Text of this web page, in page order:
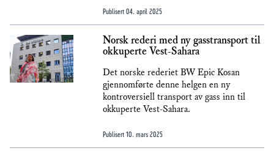
Publisert 04. april 2025
Norsk rederi med ny gasstransport til
okkuperte Vest-Sahara
Det norske rederiet BW Epic Kosan
gjennomførte denne helgen en ny
kontroversiell transport av gass inn til
okkuperte Vest-Sahara.
Publisert 10. mars 2025